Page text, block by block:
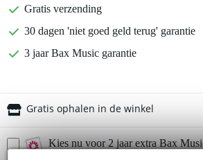
Gratis verzending
30 dagen 'niet goed geld terug' garantie
3 jaar Bax Music garantie
Gratis ophalen in de winkel
Kies nu voor 2 jaar extra Bax